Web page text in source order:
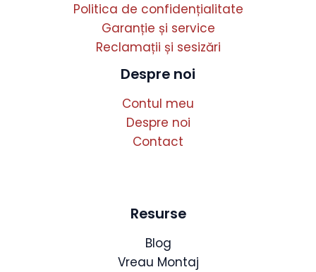
Politica de confidențialitate
Garanție și service
Reclamații și sesizări
Despre noi
Contul meu
Despre noi
Contact
Resurse
Blog
Vreau Montaj